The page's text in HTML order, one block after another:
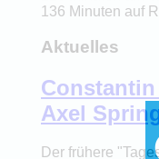
136 Minuten auf
Aktuelles
Axel
Der frühere